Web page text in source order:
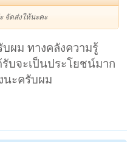
จัดส่งให้นะคะ
ผม ทางคลังความรู้
บจะเป็นประโยชน์มาก
นะครับผม